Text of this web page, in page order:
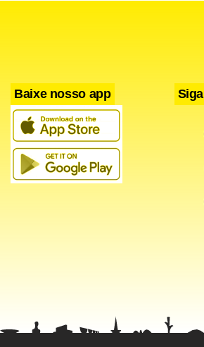
Baixe nosso app